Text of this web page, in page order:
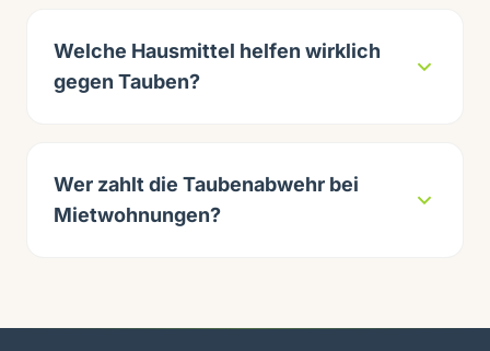
Welche Hausmittel helfen wirklich
gegen Tauben?
Wer zahlt die Taubenabwehr bei
Mietwohnungen?